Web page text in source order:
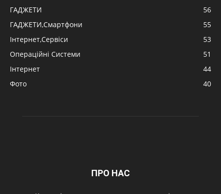
ГАДЖЕТИ
56
ГАДЖЕТИ,Смартфони
55
Інтернет,Сервіси
53
Операційні Системи
51
Інтернет
44
Фото
40
ПРО НАС